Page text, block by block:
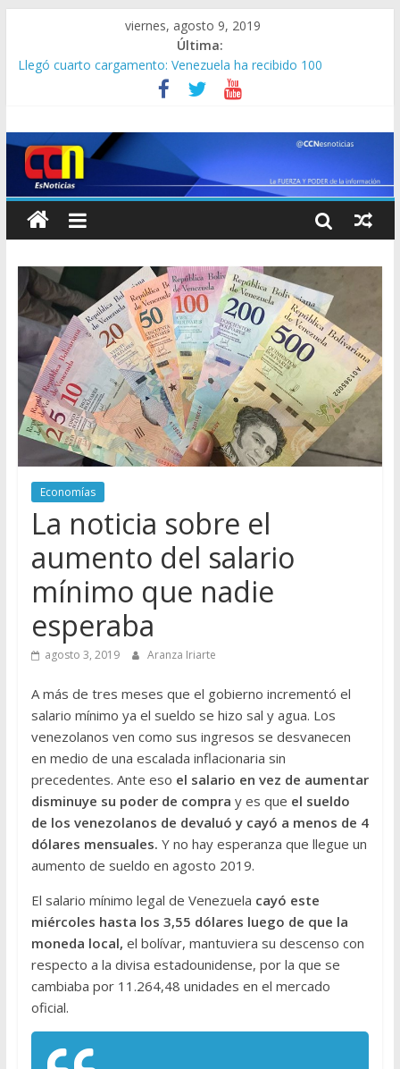
viernes, agosto 9, 2019
Última:
Llegó cuarto cargamento: Venezuela ha recibido 100
toneladas de ayuda humanitaria de la Cruz Roja
Trump halló a quién culpar por masacres en EEUU:
violento)
Antonio Díaz conquistó la quinta medalla de oro para
Venezuela ( +videos)
Real Madrid bota la casa por la ventana por Neymar Jr: le pone
en la mesa al PSG 120 millones de euros y a Modric
Corea del Norte lanza dos nuevos proyectiles desde su costa
Economías
La noticia sobre el
aumento del salario
mínimo que nadie
esperaba
agosto 3, 2019 Aranza Iriarte
A más de tres meses que el gobierno incrementó el
salario mínimo ya el sueldo se hizo sal y agua. Los
venezolanos ven como sus ingresos se desvanecen
en medio de una escalada inflacionaria sin
precedentes. Ante eso el salario en vez de aumentar
disminuye su poder de compra y es que el sueldo
de los venezolanos de devaluó y cayó a menos de 4
dólares mensuales. Y no hay esperanza que llegue un
aumento de sueldo en agosto 2019.
El salario mínimo legal de Venezuela cayó este
miércoles hasta los 3,55 dólares luego de que la
moneda local, el bolívar, mantuviera su descenso con
respecto a la divisa estadounidense, por la que se
cambiaba por 11.264,48 unidades en el mercado
oficial.